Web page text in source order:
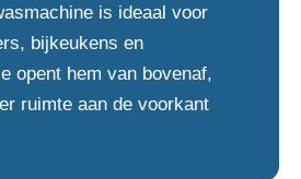
is ideaal voor
bijkeukens en
opent hem van bovenaf,
ruimte aan de voorkant